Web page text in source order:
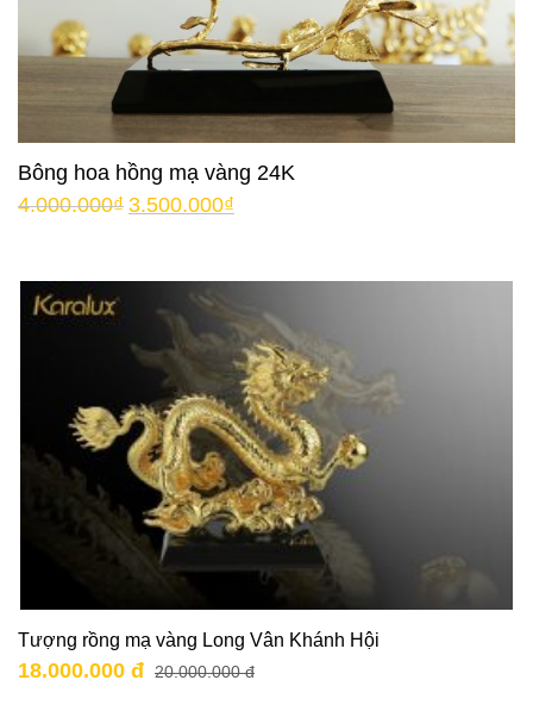
Bông hoa hồng mạ vàng 24K
4.000.000₫ 3.500.000₫
Tượng rồng mạ vàng Long Vân Khánh Hội
18.000.000 đ 20.000.000 đ